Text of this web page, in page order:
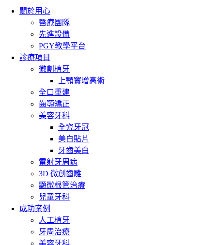
關於用心
醫療團隊
先進設備
PGY教學平台
診療項目
微創植牙
上顎竇增高術
全口重建
齒顎矯正
美容牙科
全瓷牙冠
美白貼片
牙齒美白
雷射牙周病
3D 微創齒雕
顯微根管治療
兒童牙科
成功案例
人工植牙
牙周治療
美容牙科